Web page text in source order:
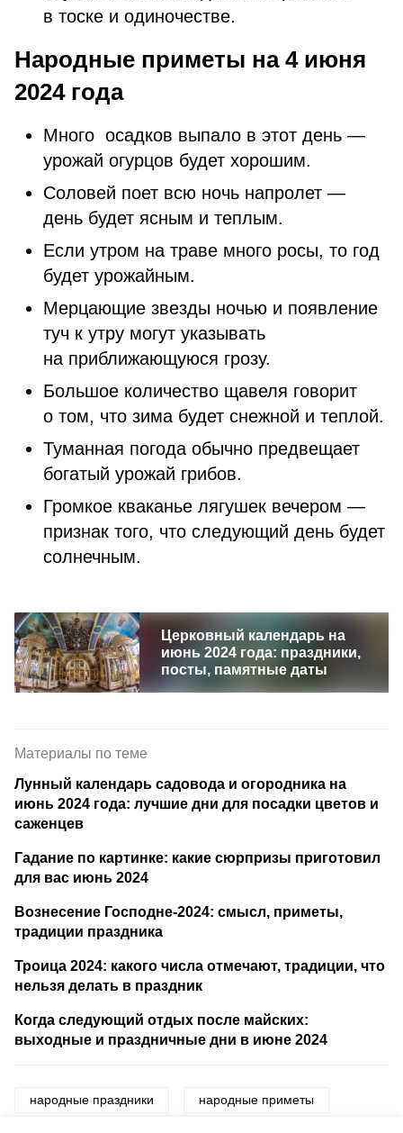
в тоске и одиночестве.
Народные приметы на 4 июня
2024 года
Много осадков выпало в этот день —
урожай огурцов будет хорошим.
Соловей поет всю ночь напролет —
день будет ясным и теплым.
Если утром на траве много росы, то год
будет урожайным.
Мерцающие звезды ночью и появление
туч к утру могут указывать
на приближающуюся грозу.
Большое количество щавеля говорит
о том, что зима будет снежной и теплой.
Туманная погода обычно предвещает
богатый урожай грибов.
Громкое кваканье лягушек вечером —
признак того, что следующий день будет
солнечным.
Церковный календарь на
июнь 2024 года: праздники,
посты, памятные даты
Материалы по теме
Лунный календарь садовода и огородника на
июнь 2024 года: лучшие дни для посадки цветов и
саженцев
Гадание по картинке: какие сюрпризы приготовил
для вас июнь 2024
Вознесение Господне-2024: смысл, приметы,
традиции праздника
Троица 2024: какого числа отмечают, традиции, что
нельзя делать в праздник
Когда следующий отдых после майских:
выходные и праздничные дни в июне 2024
народные праздники народные приметы